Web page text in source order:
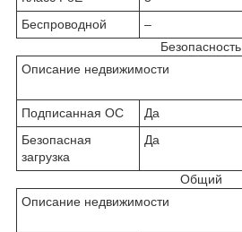
Беспроводной
–
Безопасность
Описание недвижимости
Подписанная ОС
Да
Безопасная
загрузка
Да
Общий
Описание недвижимости